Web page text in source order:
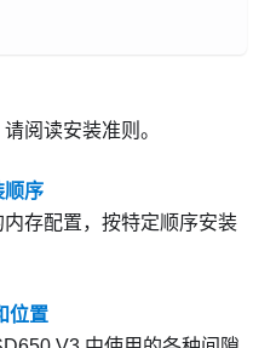
阅读安装准则。
顺序
存配置，按特定顺序安装
位置